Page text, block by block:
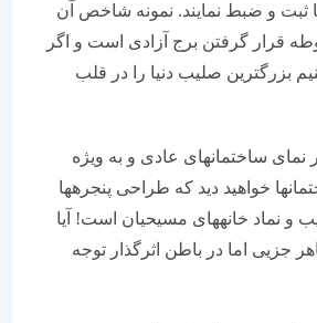
ضبط نمایند. نمونه شاخص آن
گرفتن برج آزادی است و اگر
صلیب دنیا را در قلب
ساختمانهای عادی و به ویژه
خواهید دید كه طراحی پنجره‏ها
خانه‏های مسیحیان است! آیا
اما در باطن اثرگذار توجه